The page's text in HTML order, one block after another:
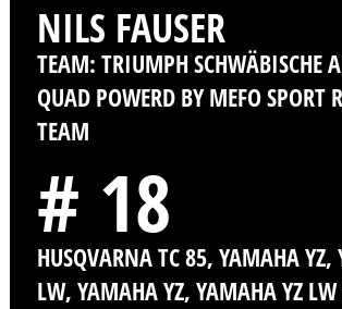
NILS FAUSER
TEAM: TRIUMPH SCHWÄBISCHE
QUAD POWERD BY MEFO SPORT
TEAM
# 18
HUSQVARNA TC 85, YAMAHA YZ,
LW, YAMAHA YZ, YAMAHA YZ